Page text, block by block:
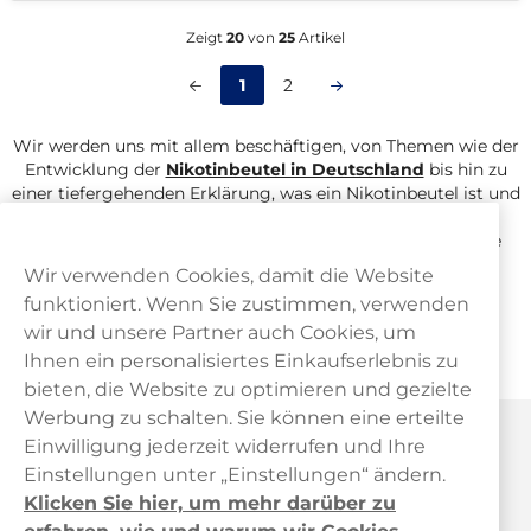
überprüfen.
Zeigt 20 von 25 Artikel
1 2
Wir werden uns mit allem beschäftigen, von Themen wie der
Entwicklung der Nikotinbeutel in Deutschland bis hin zu
einer tiefergehenden Erklärung, was ein Nikotinbeutel ist und
interessanten Artikeln und Fakten, die leicht Ihr Interesse
wecken!
Hier geht es zum Artikel überSnus Wirkung.
Hier geht es zu den
Snus Geschmack.
Haypp Österreich
Wir verwenden Cookies, damit die Website
funktioniert. Wenn Sie zustimmen, verwenden
wir und unsere Partner auch Cookies, um
Ihnen ein personalisiertes Einkaufserlebnis zu
bieten, die Website zu optimieren und gezielte
Werbung zu schalten. Sie können eine erteilte
Einwilligung jederzeit widerrufen und Ihre
Einstellungen unter „Einstellungen“ ändern.
Klicken Sie hier, um mehr darüber zu